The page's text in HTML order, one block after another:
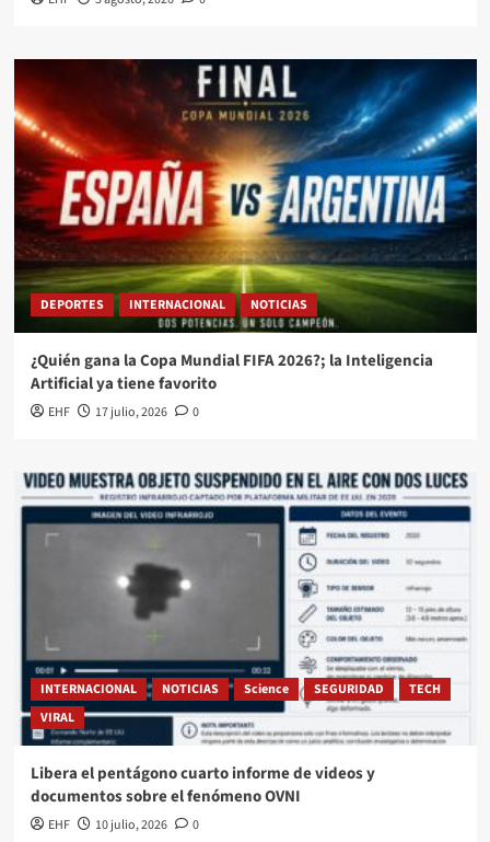
DEPORTES INTERNACIONAL NOTICIAS
¿Quién gana la Copa Mundial FIFA 2026?; la Inteligencia
Artificial ya tiene favorito
EHF 17 julio, 2026 0
INTERNACIONAL NOTICIAS Science SEGURIDAD
TECH
VIRAL
Libera el pentágono cuarto informe de videos y
documentos sobre el fenómeno OVNI
EHF 10 julio, 2026 0